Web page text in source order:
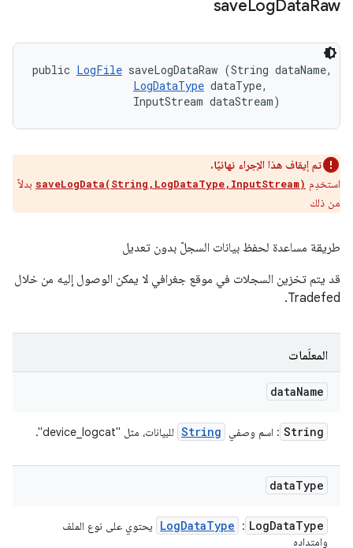
saveLogDataRaw
public LogFile saveLogDataRaw (String dataName,
LogDataType dataType,
                InputStream dataStream)
تم إيقاف هذا الإجراء نهائيًا.
استخدِم saveLogData(String,LogDataType,InputStream) بدلاً
من ذلك
طريقة مساعدة لحفظ بيانات السجلّ بدون تعديل
قد يتم تخزين السجلات في موقع جغرافي لا يمكن الوصول إليه من خلال
Tradefed.
المعلَمات
dataName
String : اسم وصفي String للبيانات، مثل "device_logcat".
dataType
LogDataType
:
LogDataType
يحتوي على نوع الملف
وامتداده